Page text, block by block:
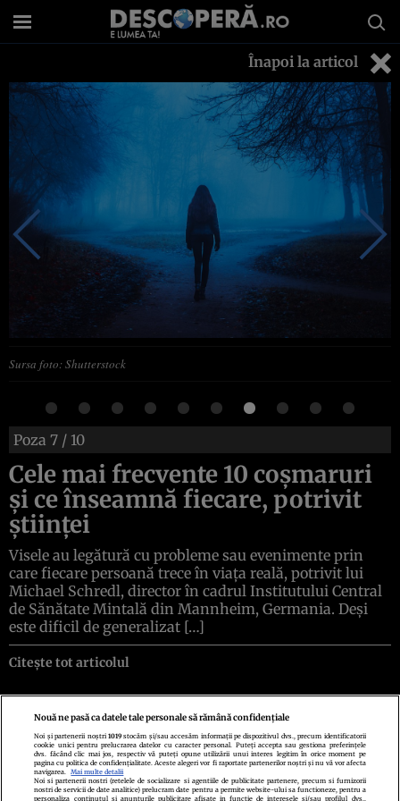
Înapoi la articol
Sursa foto: Shutterstock
Poza 7 / 10
Cele mai frecvente 10 coșmaruri
și ce înseamnă fiecare, potrivit
științei
Visele au legătură cu probleme sau evenimente prin
care fiecare persoană trece în viața reală, potrivit lui
Michael Schredl, director în cadrul Institutului Central
de Sănătate Mintală din Mannheim, Germania. Deși
este dificil de generalizat […]
Citește tot articolul
Politica de confidenţialitatePolitica de cookiesTermeni şi condiţii
Echipa redacționalăContactSetări Cookies
Nouă ne pasă ca datele tale personale să rămână confidențiale
Noi și partenerii noștri1019 stocăm și/sau accesăm informații pe dispozitivul dvs., precum identificatorii
cookie unici pentru prelucrarea datelor cu caracter personal. Puteți accepta sau gestiona preferințele
dvs. făcând clic mai jos, respectiv vă puteți opune utilizării unui interes legitim în orice moment pe
pagina cu politica de confidențialitate. Aceste alegeri vor fi raportate partenerilor noștri și nu vă vor afecta
navigarea.
Mai multe detalii
Noi si partenerii nostri (retelele de socializare si agentiile de publicitate partenere, precum si furnizorii
nostri de servicii de date analitice) prelucram date pentru a permite website-ului sa functioneze, pentru a
personaliza continutul si anunturile publicitare afisate in functie de interesele si/sau profilul dvs.,